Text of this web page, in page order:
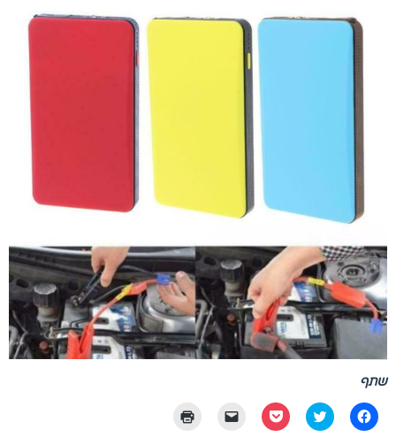
שתף
לחיצה
לשיתוף
לחצו
כדי
לחצו
לשיתוף ללחוץ